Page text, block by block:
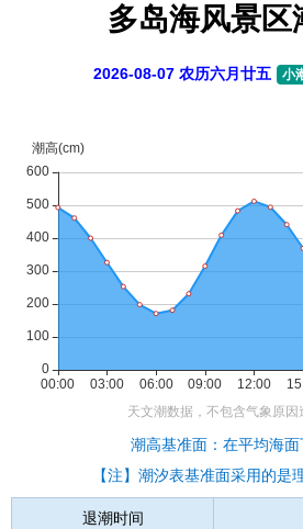
多岛海风景区
2026-08-07 农历六月廿五 小
潮高基准面：在平均海
【注】潮汐表基准面采用的是
退潮时间